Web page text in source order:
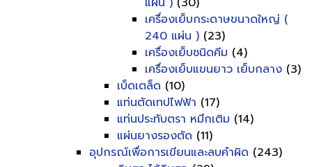
เครื่องเย็บกระดาษขนาดใหญ่ (
240 แผ่น ) (23)
เครื่องเย็บชนิดคีม (4)
เครื่องเย็บแขนยาว เย็บกลาง (3)
เบ็ดเตล็ด (10)
แท่นตัดเทปไฟฟ้า (17)
แท่นประทับตรา หมึกเติม (14)
แผ่นยางรองตัด (11)
อุปกรณ์เพื่อการเขียนและลบคำผิด (243)